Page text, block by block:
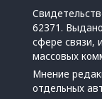
62371.
сфере связи,
массовых
Мнение
отдельных